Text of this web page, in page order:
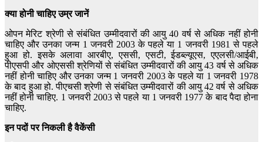
क्या होनी चाहिए उम्र जानें
ओपन मेरिट श्रेणी से संबंधित उम्मीदवारों की आयु 40 वर्ष से अधिक नहीं होनी
चाहिए और उनका जन्म 1 जनवरी 2003 के पहले या 1 जनवरी 1981 से पहले
हुआ हो. इसके अलावा आरबीए, एससी, एसटी, ईडब्ल्यूएस, एएलसी/आईबी,
पीएसपी और ओएससी श्रेणियों से संबंधित उम्मीदवारों की आयु 43 वर्ष से अधिक
नहीं होनी चाहिए और उनका जन्म 1 जनवरी 2003 के पहले या 1 जनवरी 1978
के बाद हुआ हो. पीएचसी श्रेणी से संबंधित उम्मीदवारों की आयु 42 वर्ष से अधिक
नहीं होनी चाहिए. 1 जनवरी 2003 से पहले या 1 जनवरी 1977 के बाद पैदा होना
चाहिए.
इन पदों पर निकली है वैकेंसी